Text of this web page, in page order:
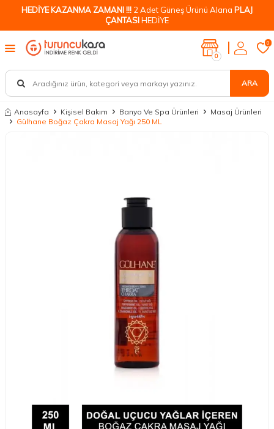
HEDİYE KAZANMA ZAMANI !!! 2 Adet Güneş Ürünü Alana PLAJ
ÇANTASIHEDİYE
ARA
0
0
Anasayfa Kişisel Bakım Banyo Ve Spa Ürünleri
Masaj Ürünleri
Gülhane Boğaz Çakra Masaj Yağı 250 ML